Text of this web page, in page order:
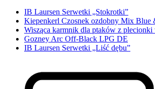
IB Laursen Serwetki „Stokrotki”
Kiepenkerl Czosnek ozdobny Mix Blue
Wisząca karmnik dla ptaków z
Gozney Arc Off-Black LPG DE
IB Laursen Serwetki „Liść dębu”